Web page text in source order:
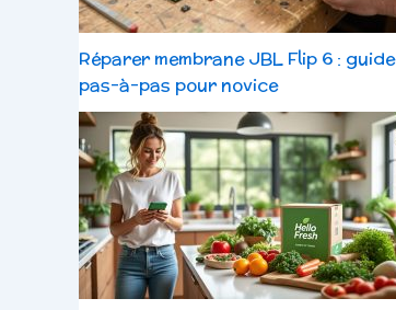
Réparer membrane JBL Flip 6 : guide
pas-à-pas pour novice